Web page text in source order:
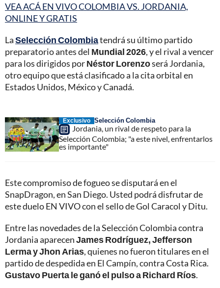
VEA ACÁ EN VIVO COLOMBIA VS. JORDANIA,
ONLINE Y GRATIS
LaSelección Colombiatendrá su último partido
preparatorio antes del Mundial 2026, y el rival a vencer
para los dirigidos porNéstor Lorenzoserá Jordania,
otro equipo que está clasificado a la cita orbital en
Estados Unidos, México y Canadá.
Exclusivo Selección Colombia
Jordania, un rival de respeto para la
Selección Colombia; "a este nivel, enfrentarlos
es importante"
Este compromiso de fogueo se disputará en el
SnapDragon, en San Diego. Usted podrá disfrutar de
este duelo EN VIVO con el sello de Gol Caracol y Ditu.
Entre las novedades de la Selección Colombia contra
Jordania aparecenJames Rodríguez, Jefferson
Lerma y Jhon Arias, quienes no fueron titulares en el
partido de despedida en El Campín, contra Costa Rica.
Gustavo Puerta le ganó el pulso a Richard Ríos.